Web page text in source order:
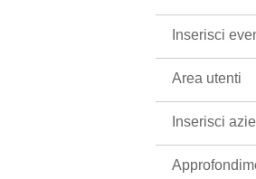
Inserisci
Area utenti
Inserisci